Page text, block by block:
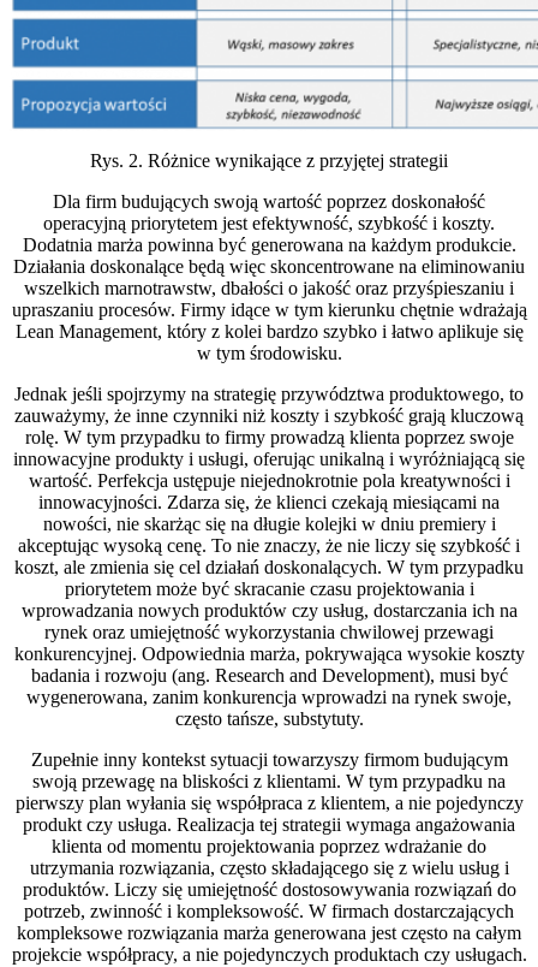
Rys. 2. Różnice wynikające z przyjętej strategii
Dla firm budujących swoją wartość poprzez doskonałość
operacyjną priorytetem jest efektywność, szybkość i koszty.
Dodatnia marża powinna być generowana na każdym produkcie.
Działania doskonalące będą więc skoncentrowane na eliminowaniu
wszelkich marnotrawstw, dbałości o jakość oraz przyśpieszaniu i
upraszaniu procesów. Firmy idące w tym kierunku chętnie wdrażają
Lean Management, który z kolei bardzo szybko i łatwo aplikuje się
w tym środowisku.
Jednak jeśli spojrzymy na strategię przywództwa produktowego, to
zauważymy, że inne czynniki niż koszty i szybkość grają kluczową
rolę. W tym przypadku to firmy prowadzą klienta poprzez swoje
innowacyjne produkty i usługi, oferując unikalną i wyróżniającą się
wartość. Perfekcja ustępuje niejednokrotnie pola kreatywności i
innowacyjności. Zdarza się, że klienci czekają miesiącami na
nowości, nie skarżąc się na długie kolejki w dniu premiery i
akceptując wysoką cenę. To nie znaczy, że nie liczy się szybkość i
koszt, ale zmienia się cel działań doskonalących. W tym przypadku
priorytetem może być skracanie czasu projektowania i
wprowadzania nowych produktów czy usług, dostarczania ich na
rynek oraz umiejętność wykorzystania chwilowej przewagi
konkurencyjnej. Odpowiednia marża, pokrywająca wysokie koszty
badania i rozwoju (ang. Research and Development), musi być
wygenerowana, zanim konkurencja wprowadzi na rynek swoje,
często tańsze, substytuty.
Zupełnie inny kontekst sytuacji towarzyszy firmom budującym
swoją przewagę na bliskości z klientami. W tym przypadku na
pierwszy plan wyłania się współpraca z klientem, a nie pojedynczy
produkt czy usługa. Realizacja tej strategii wymaga angażowania
klienta od momentu projektowania poprzez wdrażanie do
utrzymania rozwiązania, często składającego się z wielu usług i
produktów. Liczy się umiejętność dostosowywania rozwiązań do
potrzeb, zwinność i kompleksowość. W firmach dostarczających
kompleksowe rozwiązania marża generowana jest często na całym
projekcie współpracy, a nie pojedynczych produktach czy usługach.